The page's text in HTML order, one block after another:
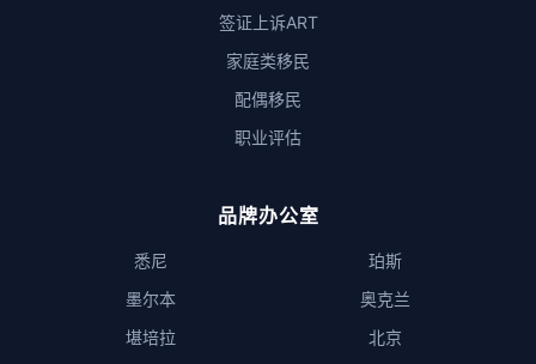
签证上诉ART
家庭类移民
配偶移民
职业评估
品牌办公室
悉尼
墨尔本
堪培拉
珀斯
奥克兰
北京